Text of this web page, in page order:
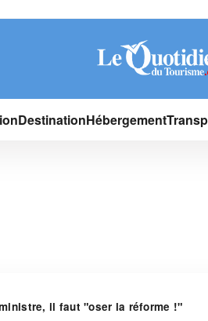
DestinationHébergement
il faut "oser la réforme !"